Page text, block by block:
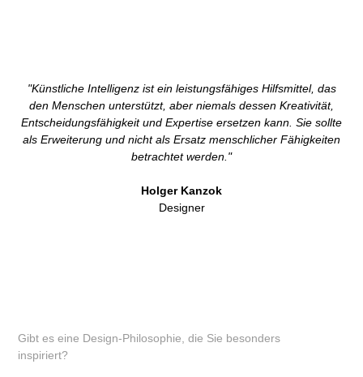
"Künstliche Intelligenz ist ein leistungsfähiges Hilfsmittel, das
den Menschen unterstützt, aber niemals dessen Kreativität,
Entscheidungsfähigkeit und Expertise ersetzen kann. Sie sollte
als Erweiterung und nicht als Ersatz menschlicher Fähigkeiten
betrachtet werden."
Holger Kanzok
Designer
Gibt es eine Design-Philosophie, die Sie besonders
inspiriert?